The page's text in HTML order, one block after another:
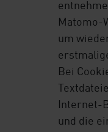
Matomo-
um
Bei
Internet-
und die